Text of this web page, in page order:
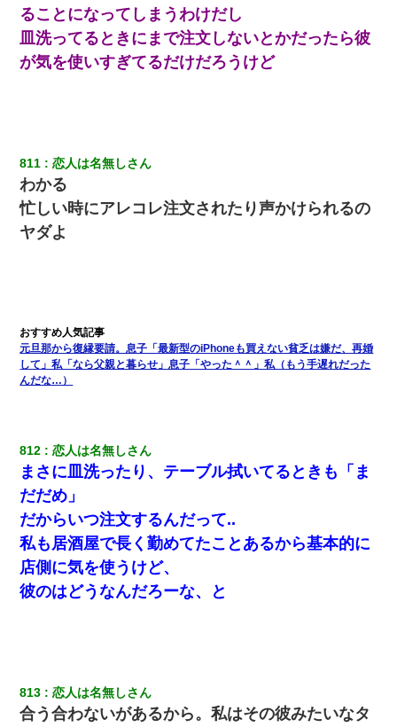
【クズ】昔、兄がお見合いして「ブスすぎｗｗｗ」と断った女性
が、兄の同級生と結婚。それを知った兄は荒れ狂い、｢嫁さん、俺
のお古ですが気分はどう？」とメールを送った→
→思わず手を叩いて振り払ったら…
私『貯金貯まったし、やっと家建てられるね！』夫「実家を二世
帯住宅にした。それに貯金使った」→私『離婚しよう』夫「え
っ」私『使った貯金はあげるから』→すると…
アパートのドアに『ハンザイ者！この人はさいあくの人です』と
張り紙が！大家「面倒はごめんだよ」私「はあ」→警察に行き、
見回りで犯人が捕まったが、それが…｜生活｜ヌルポあんてな
の？」→
父が他界→父のフリン相手『どうか相続を放棄して下さい、昔の
ことは謝ります。ごめんなさい…』私「お子さんはフリン略奪婚
って知ってるの？」相手『 』結果→
【衝撃】女友達から行為中に告白されてOKした結果
「…」A「夫を一発殴らせてほしい」裁判官「どうぞ」
ることになってしまうわけだし
皿洗ってるときにまで注文しないとかだったら彼
が気を使いすぎてるだけだろうけど
811 恋人は名無しさん
わかる
忙しい時にアレコレ注文されたり声かけられるの
ヤダよ
元旦那から復縁要請。息子「最新型のiPhoneも買えない貧乏は嫌だ、再婚
して」私「なら父親と暮らせ」息子「やった＾＾」私（もう手遅れだった
んだな…）
812 恋人は名無しさん
まさに皿洗ったり、テーブル拭いてるときも「ま
だだめ」
だからいつ注文するんだって..
私も居酒屋で長く勤めてたことあるから基本的に
店側に気を使うけど、
彼のはどうなんだろーな、と
813 恋人は名無しさん
合う合わないがあるから。私はその彼みたいなタ